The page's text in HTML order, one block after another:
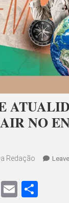
NO
Redação
EmailShare